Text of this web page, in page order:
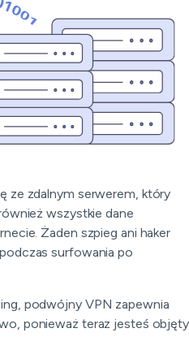
ze zdalnym serwerem, który
wszystkie dane
Żaden szpieg ani haker
surfowania po
podwójny VPN zapewnia
ponieważ teraz jesteś objęty